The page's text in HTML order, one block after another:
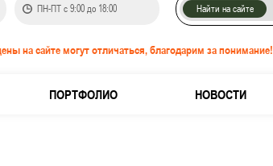
ПН-ПТ с 9:00 до 18:00 Найти на сайте
на сайте могут отличаться, благодарим за понимание!
ПОРТФОЛИО НОВОСТИ